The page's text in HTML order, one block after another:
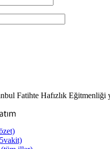
Fatihte Hafızlık Eğitmenliği